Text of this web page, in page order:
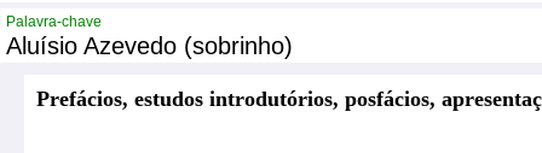
Palavra-chave
Aluísio Azevedo (sobrinho)
Prefácios, estudos introdutórios, posfácios,